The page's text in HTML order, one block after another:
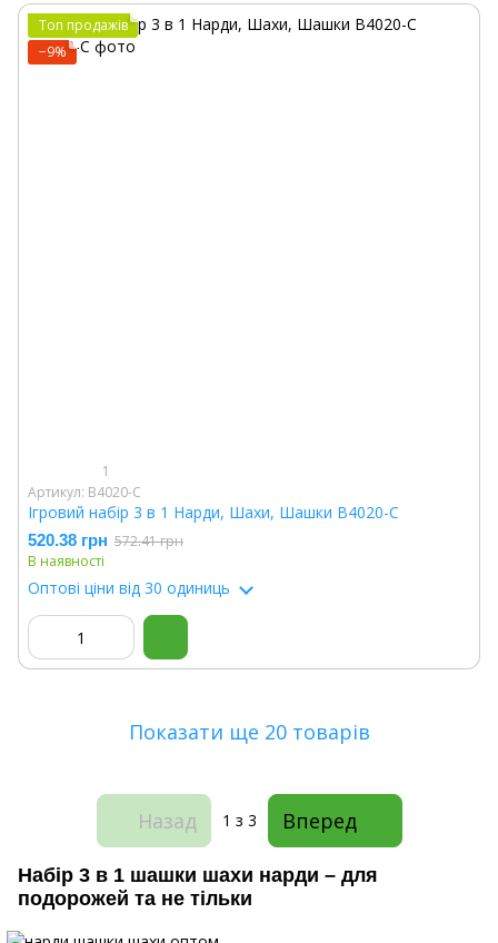
Набір 3 в 1 шашки шахи нарди – для
подорожей та не тільки
Топ продажів
−9%
1
Артикул: B4020-C
Ігровий набір 3 в 1 Нарди, Шахи, Шашки B4020-C
520.38 грн 572.41 грн
В наявності
Оптові ціни від 30 одиниць
Показати ще 20 товарів
Назад 1 з 3 Вперед